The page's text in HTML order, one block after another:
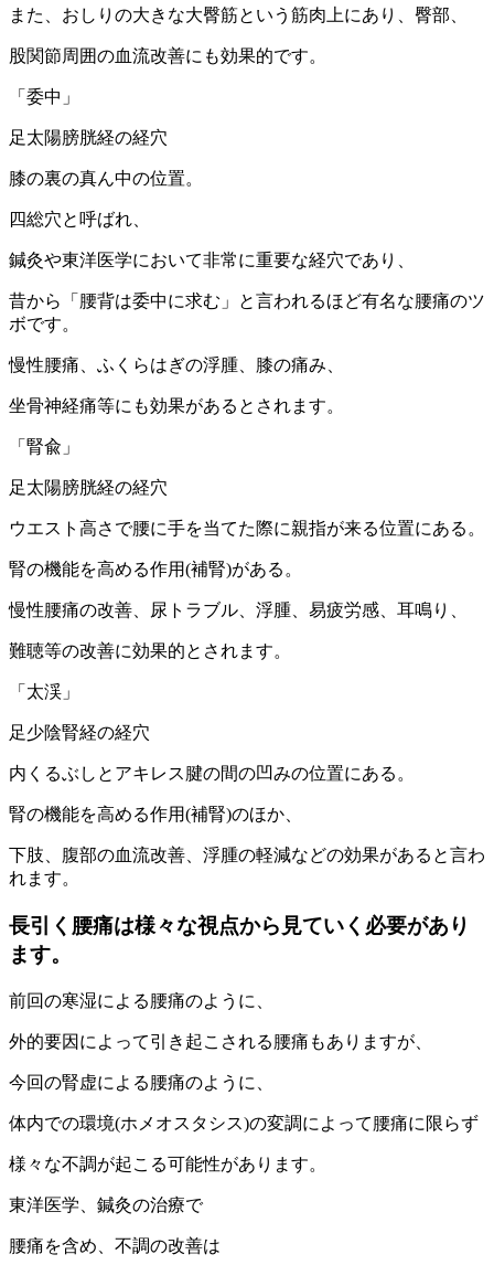
また、おしりの大きな大臀筋という筋肉上にあり、臀部、
股関節周囲の血流改善にも効果的です。
「委中」
足太陽膀胱経の経穴
膝の裏の真ん中の位置。
四総穴と呼ばれ、
鍼灸や東洋医学において非常に重要な経穴であり、
昔から「腰背は委中に求む」と言われるほど有名な腰痛のツ
ボです。
慢性腰痛、ふくらはぎの浮腫、膝の痛み、
坐骨神経痛等にも効果があるとされます。
「腎兪」
足太陽膀胱経の経穴
ウエスト高さで腰に手を当てた際に親指が来る位置にある。
腎の機能を高める作用(補腎)がある。
慢性腰痛の改善、尿トラブル、浮腫、易疲労感、耳鳴り、
難聴等の改善に効果的とされます。
「太渓」
足少陰腎経の経穴
内くるぶしとアキレス腱の間の凹みの位置にある。
腎の機能を高める作用(補腎)のほか、
下肢、腹部の血流改善、浮腫の軽減などの効果があると言わ
れます。
長引く腰痛は様々な視点から見ていく必要があり
ます。
前回の寒湿による腰痛のように、
外的要因によって引き起こされる腰痛もありますが、
今回の腎虚による腰痛のように、
体内での環境(ホメオスタシス)の変調によって腰痛に限らず
様々な不調が起こる可能性があります。
東洋医学、鍼灸の治療で
腰痛を含め、不調の改善は